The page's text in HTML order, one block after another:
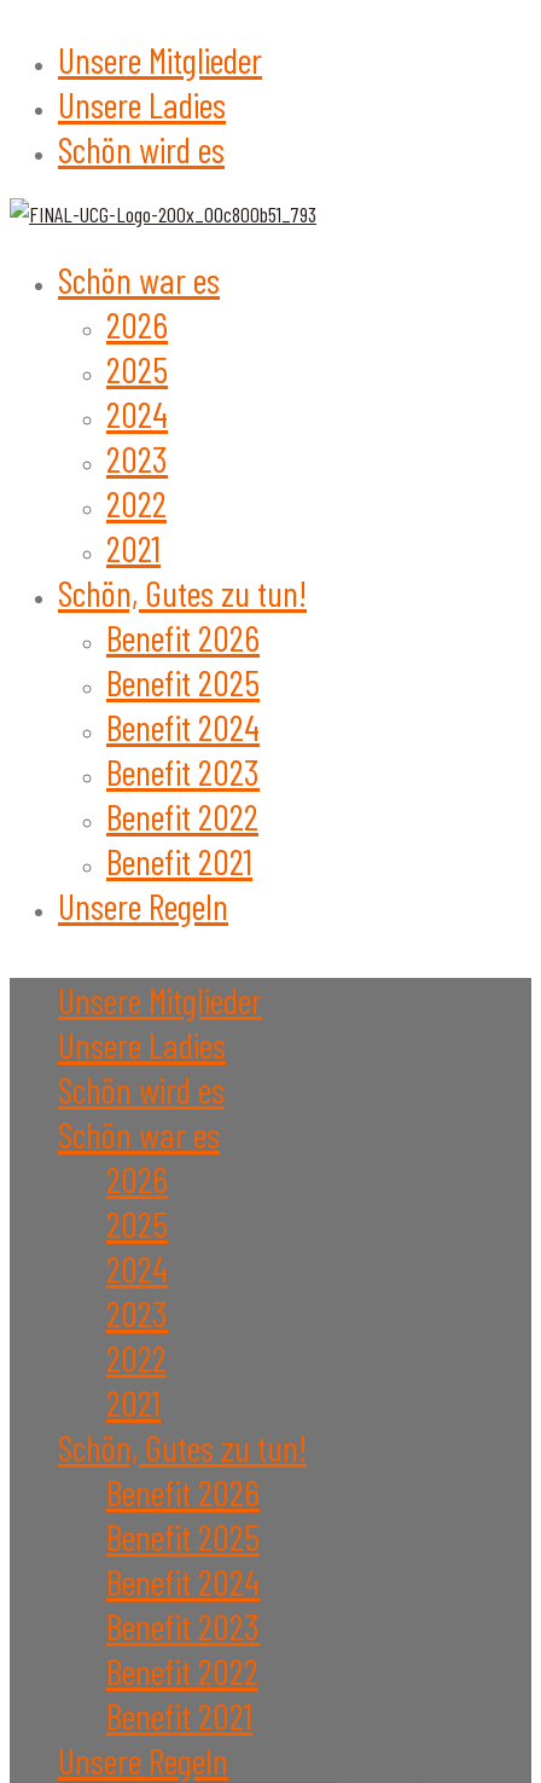
Unsere Mitglieder
Unsere Ladies
Schön wird es
Schön war es
2026
2025
2024
2023
2022
2021
Schön, Gutes zu tun!
Benefit 2026
Benefit 2025
Benefit 2024
Benefit 2023
Benefit 2022
Benefit 2021
Unsere Regeln
Unsere Mitglieder
Unsere Ladies
Schön wird es
Schön war es
2026
2025
2024
2023
2022
2021
Schön, Gutes zu tun!
Benefit 2026
Benefit 2025
Benefit 2024
Benefit 2023
Benefit 2022
Benefit 2021
Unsere Regeln